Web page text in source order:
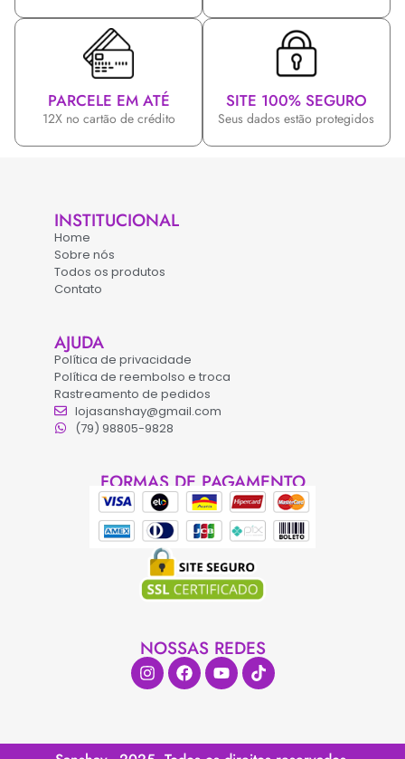
PARCELE EM ATÉ
12X no cartão de crédito
SITE 100% SEGURO
Seus dados estão protegidos
INSTITUCIONAL
Home
Sobre nós
Todos os produtos
Contato
AJUDA
Política de privacidade
Política de reembolso e troca
Rastreamento de pedidos
lojasanshay@gmail.com
(79) 98805-9828
FORMAS DE PAGAMENTO
NOSSAS REDES